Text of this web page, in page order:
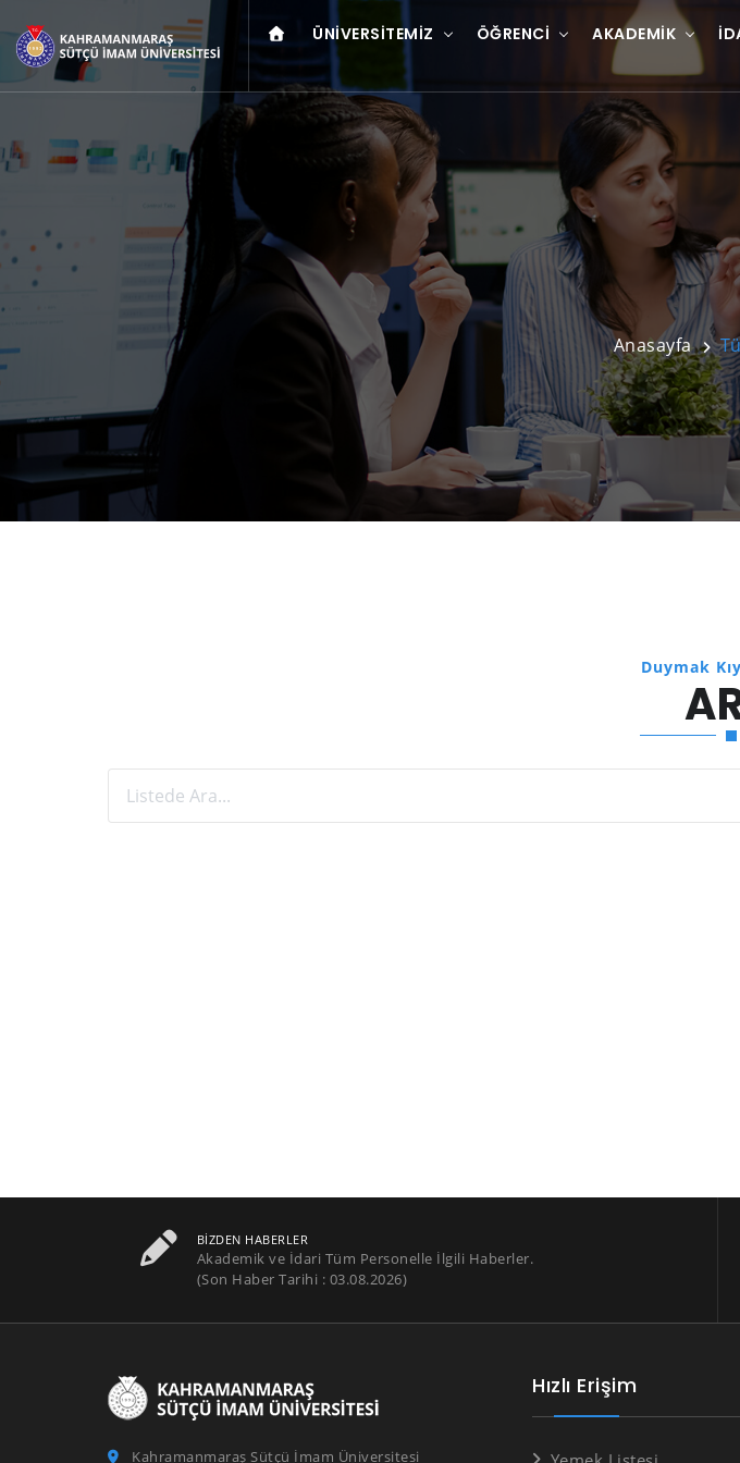
ÜNIVERSITEMIZ ÖĞRENCI AKADEMIK
Anasayfa
Duymak
BIZDEN HABERLER
Akademik ve İdari Tüm Personelle İlgili Haberler.
(Son Haber Tarihi : 03.08.2026)
Kahramanmaraş Sütçü İmam Üniversitesi
Hızlı Erişim